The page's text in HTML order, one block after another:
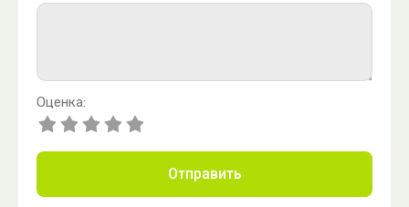
Оценка:
Отправить